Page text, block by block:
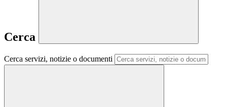
Cerca
Cerca servizi, notizie o documenti